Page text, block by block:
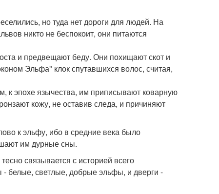
но туда нет дороги для людей. На
никто не беспокоит, они питаются
и предвещают беду. Они похищают скот и
Эльфа" клок спутавшихся волос, считая,
к эпохе язычества, им приписывают коварную
кожу, не оставив следа, и причиняют
к эльфу, ибо в средние века было
им дурные сны.
связывается с историей всего
белые, светлые, добрые эльфы, и дверги -